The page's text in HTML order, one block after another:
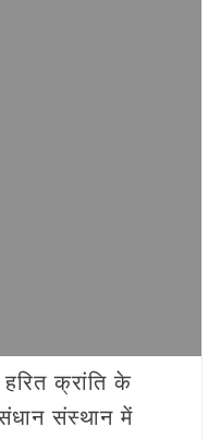
क्रांति के
संस्थान में